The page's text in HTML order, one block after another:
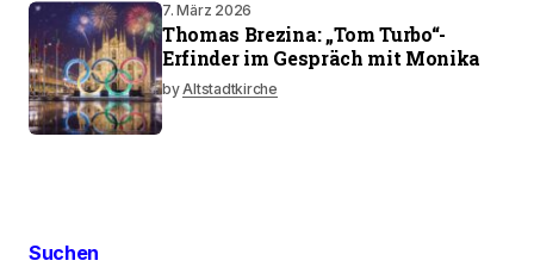
7. März 2026
Thomas Brezina: „Tom Turbo“-
Erfinder im Gespräch mit Monika
byAltstadtkirche
Suchen